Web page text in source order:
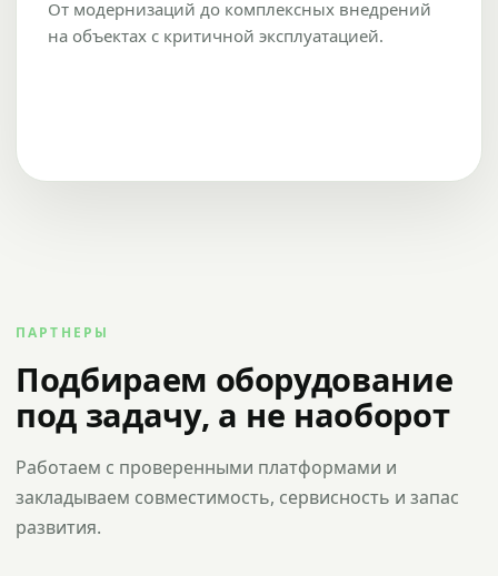
От модернизаций до комплексных внедрений
на объектах с критичной эксплуатацией.
ПАРТНЕРЫ
Подбираем оборудование
под задачу, а не наоборот
Работаем с проверенными платформами и
закладываем совместимость, сервисность и запас
развития.